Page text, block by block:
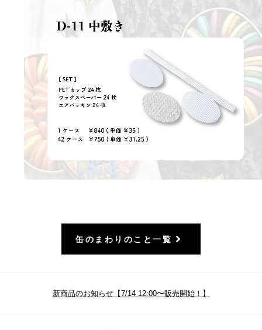
缶のまわりのこと一覧
新商品のお知らせ【7/14 12:00〜販売開始！】